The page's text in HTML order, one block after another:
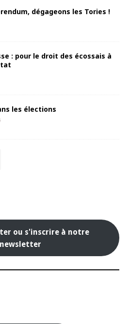
dégageons les Tories !
: pour le droit des écossais à
les élections
ou s'inscrire à notre
newsletter